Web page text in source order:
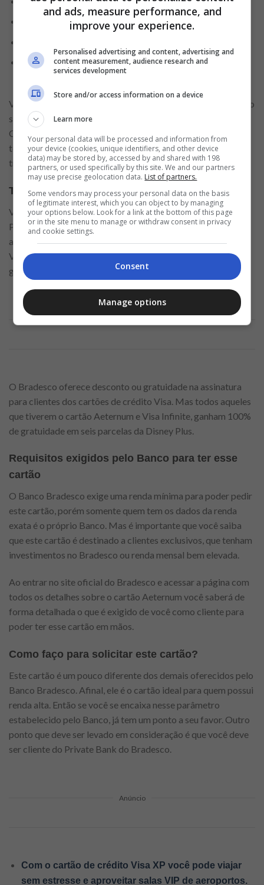
Bônus de boas vindas com 100 mil pontos Livelo;
Visa Concierge, Visa médico online e free valet
restaurantes.
Viu quanta vantagem incrível esse cartão oferece? E você não
sabe da maior novidade… as vantagens não param por aqui!
Caso você se torne um cliente Aeternum, ficará ciente de
todos os benefícios que estarão à sua disposição, pode ficar
tranquilo!
Tenha acesso gratuito a plataforma do Disney+
Você sabia que o streaming Disney+ é afiliado ao Bradesco?
Pois é! Isso faz com que você possa ter mais benefícios
ainda! Se você é fã de séries e filmes da Disney, da Marvel,
Vingadores, da saga Star Wars, Frozen e muitos outros, vai
gostar de saber a novidade.
O Bradesco oferece desconto ou gratuidade na assinatura
para clientes dos cartões de crédito Visa. Mas todos aqueles
que tiverem o cartão Aeternum e Visa Infinite, ganham 100%
de gratuidade em seis parcelas da Disney Plus.
Requisitos exigidos pelo Banco para ter esse
cartão
O Banco Bradesco exige uma renda mínima para poder pedir
este cartão, porém somente quem tem os dados da renda
exata é o próprio Banco. Mas é importante que você saiba
que este cartão é destinado a clientes exclusivos, que tenham
investimentos no Bradesco ou renda mensal bem elevada.
Ao entrar no site oficial do Bradesco e acessar a página com
todos os detalhes sobre o cartão Aeternum você saberá de
forma detalhada o que é exigido de você como cliente para
poder ter esse cartão em mãos.
Como faço para solicitar este cartão?
Este cartão é um pouco diferente dos demais oferecidos pelo
Banco Bradesco. Afinal, ele é o cartão ideal para quem possui
renda alta. Então se você se encaixa nesse parâmetro
estabelecido pelo Banco, já tem um ponto a seu favor. Outro
ponto que deve ser levado em consideração é que você deve
ser cliente do Private Bank do Bradesco.
Anúncio
Com o cartão de crédito Visa XP você pode viajar
sem estresse e aproveitar salas VIP de aeroportos.
and ads, measure performance, and
improve your experience.
Personalised advertising and content, advertising and
content measurement, audience research and
services development
Store and/or access information on a device
Learn more
Your personal data will be processed and information from
your device (cookies, unique identifiers, and other device
data) may be stored by, accessed by and shared with 198
partners, or used specifically by this site. We and our partners
may use precise geolocation data. List of partners.
Some vendors may process your personal data on the basis
of legitimate interest, which you can object to by managing
your options below. Look for a link at the bottom of this page
or in the site menu to manage or withdraw consent in privacy
and cookie settings.
Consent
Manage options